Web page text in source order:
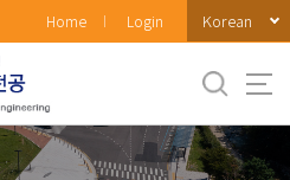
Home Login Korean